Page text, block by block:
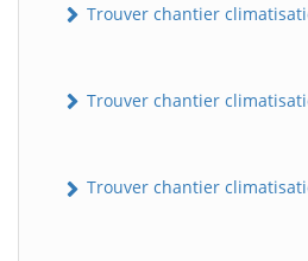
Trouver chantier
Trouver chantier
Trouver chantier